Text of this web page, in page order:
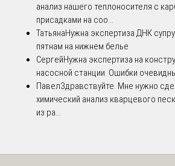
анализ нашего теплоносителя с
присадками на соо...
ТатьянаНужна экспертиза ДНК
пятнам на нижнем белье
СергейНужна экспертиза на
насосной станции. Ошибки
ПавелЗдравствуйте. Мне нужно
химический анализ кварцевого
из ра...